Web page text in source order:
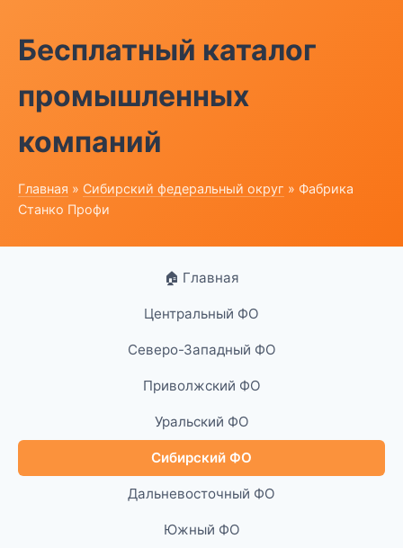
Бесплатный каталог
промышленных
компаний
Главная » Сибирский федеральный округ » Фабрика
Станко Профи
🏠 Главная
Центральный ФО
Северо-Западный ФО
Приволжский ФО
Уральский ФО
Сибирский ФО
Дальневосточный ФО
Южный ФО